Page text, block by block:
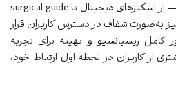
خدمات و فناوری‌های کلینیک — از اسکنرهای دیجیتال تا surgical guide
به‌صورت شفاف در دسترس کاربران قرار
ریسپانسیو و بهینه برای تجربه
از کاربران در لحظه اول ارتباط خود،